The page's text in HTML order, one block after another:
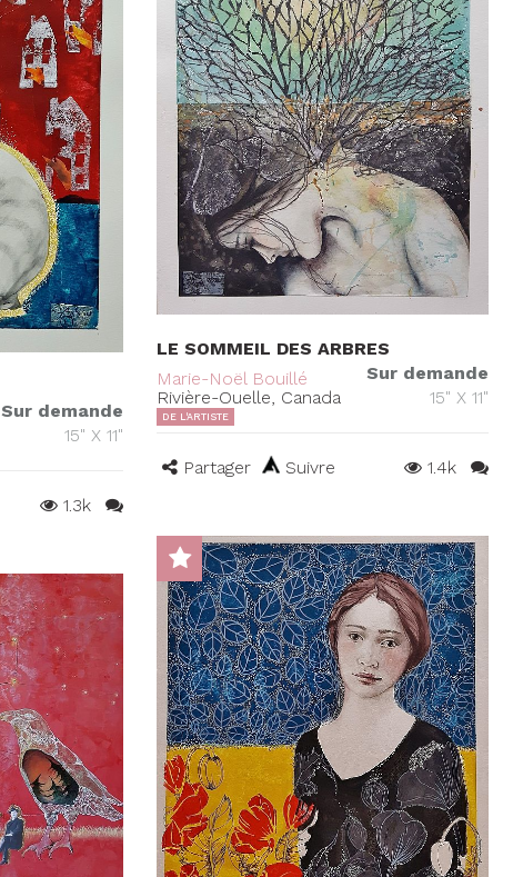
LE SOMMEIL DES ARBRES
Marie-Noël Bouillé
Rivière-Ouelle, Canada
Sur demande
15" X 11"
DE L'ARTISTE
Partager Suivre 1.4k
Sur demande
15" X 11"
1.3k